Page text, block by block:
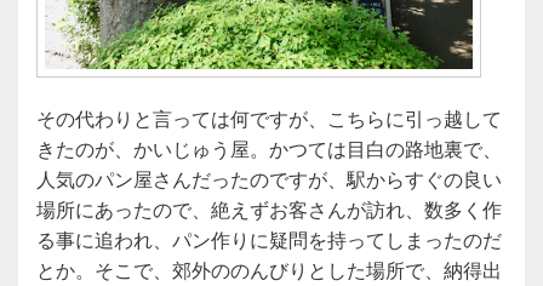
その代わりと言っては何ですが、こちらに引っ越して
きたのが、かいじゅう屋。かつては目白の路地裏で、
人気のパン屋さんだったのですが、駅からすぐの良い
場所にあったので、絶えずお客さんが訪れ、数多く作
る事に追われ、パン作りに疑問を持ってしまったのだ
とか。そこで、郊外ののんびりとした場所で、納得出